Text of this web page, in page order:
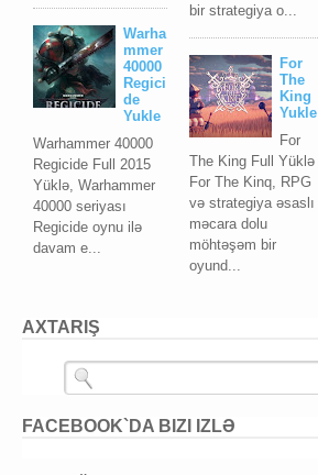
Warha
mmer
40000
Regici
de
Yukle
Warhammer 40000
Regicide Full 2015
Yüklə, Warhammer
40000 seriyası
Regicide oynu ilə
davam e...
bir strategiya o...
For
The
King
Yukle
For
The King Full Yüklə
For The Kinq, RPG
və strategiya əsaslı
məcara dolu
möhtəşəm bir
oyund...
AXTARIŞ
FACEBOOK`DA BIZI IZLƏ